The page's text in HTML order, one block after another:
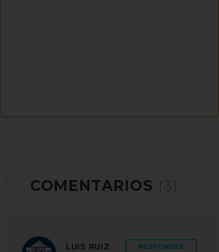
COMENTARIOS (3)
LUIS RUIZ RESPONDER